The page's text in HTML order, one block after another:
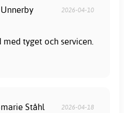
2026-04-10
tyget och servicen.
Ståhl 2026-04-18